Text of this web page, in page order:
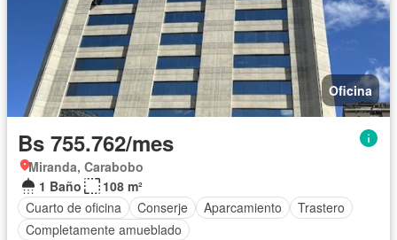
Oficina
Bs 755.762/mes
Miranda, Carabobo
1 Baño
108 m²
Cuarto de oficina
Conserje Aparcamiento
Trastero
Completamente amueblado